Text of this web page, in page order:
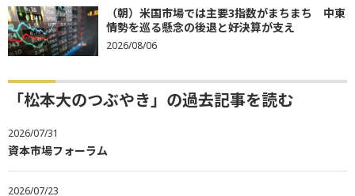
（朝）米国市場では主要3指数がまちまち 中東
情勢を巡る懸念の後退と好決算が支え
2026/08/06
「松本大のつぶやき」の過去記事を読む
2026/07/31
資本市場フォーラム
2026/07/23